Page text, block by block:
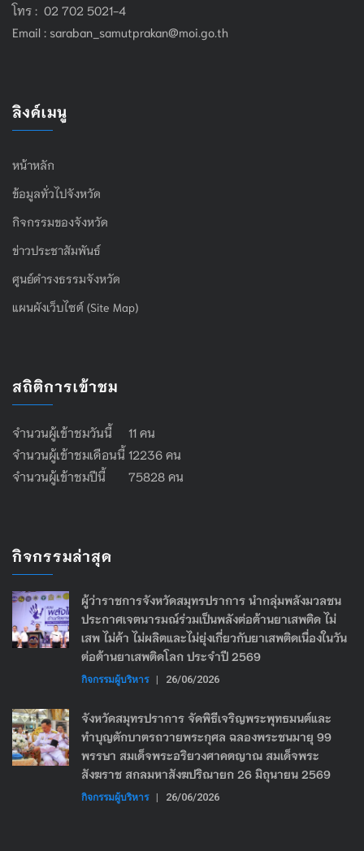
โทร : 02 702 5021-4
Email : saraban_samutprakan@moi.go.th
ลิงค์เมนู
หน้าหลัก
ข้อมูลทั่วไปจังหวัด
กิจกรรมของจังหวัด
ข่าวประชาสัมพันธ์
ศูนย์ดำรงธรรมจังหวัด
แผนผังเว็บไซต์ (Site Map)
สถิติการเข้าชม
จำนวนผู้เข้าชมวันนี้ 11 คน
จำนวนผู้เข้าชมเดือนนี้ 12236 คน
จำนวนผู้เข้าชมปีนี้ 75828 คน
กิจกรรมล่าสุด
ผู้ว่าราชการจังหวัดสมุทรปราการ นำกลุ่มพลังมวลชน
ประกาศเจตนารมณ์ร่วมเป็นพลังต่อต้านยาเสพติด ไม่
เสพ ไม่ค้า ไม่ผลิตและไม่ยุ่งเกี่ยวกับยาเสพติดเนื่องในวัน
ต่อต้านยาเสพติดโลก ประจำปี 2569
กิจกรรมผู้บริหาร | 26/06/2026
จังหวัดสมุทรปราการ จัดพิธีเจริญพระพุทธมนต์และ
ทำบุญตักบาตรถวายพระกุศล ฉลองพระชนมายุ 99
พรรษา สมเด็จพระอริยวงศาคตญาณ สมเด็จพระ
สังฆราช สกลมหาสังฆปริณายก 26 มิถุนายน 2569
กิจกรรมผู้บริหาร | 26/06/2026